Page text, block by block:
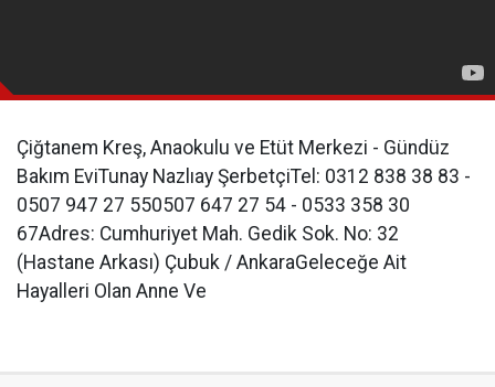
Çiğtanem Kreş, Anaokulu ve Etüt Merkezi - Gündüz
Bakım EviTunay Nazlıay ŞerbetçiTel: 0312 838 38 83 -
0507 947 27 550507 647 27 54 - 0533 358 30
67Adres: Cumhuriyet Mah. Gedik Sok. No: 32
(Hastane Arkası) Çubuk / AnkaraGeleceğe Ait
Hayalleri Olan Anne Ve